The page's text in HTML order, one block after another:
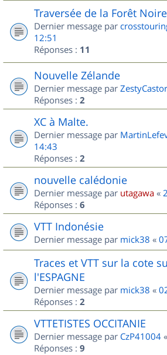
Traversée de la Forêt
Dernier message par
12:51
Réponses : 11
Nouvelle Zélande
Dernier message par ZestyCastor
Réponses : 2
XC à Malte.
Dernier message par
14:43
Réponses : 2
nouvelle calédonie
Dernier message par utagawa «
Réponses : 6
VTT Indonésie
Dernier message par mick38 «
Traces et VTT sur la cote
l'ESPAGNE
Dernier message par mick38 «
Réponses : 2
VTTETISTES OCCITANIE
Dernier message par CzP41004 «
Réponses : 9